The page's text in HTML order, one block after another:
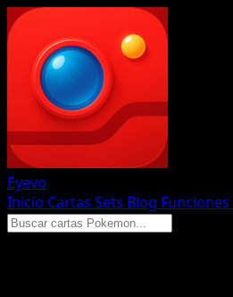
Eyevo
Inicio Cartas Sets Blog Funciones